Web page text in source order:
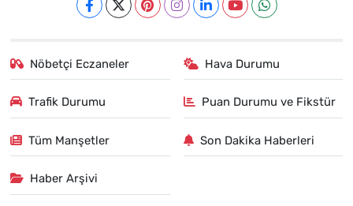
Nöbetçi Eczaneler Hava Durumu
Trafik Durumu Puan Durumu ve Fikstür
Tüm Manşetler Son Dakika Haberleri
Haber Arşivi